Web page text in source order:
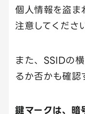
個人情報を盗ま
注意してくださ
また、SSIDの
るか否かも確認
鍵マークは、暗